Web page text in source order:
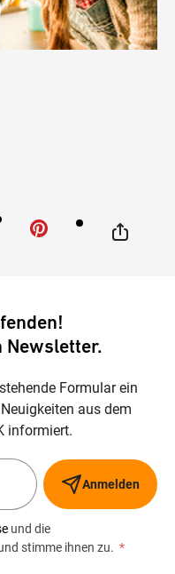
Newsletter.
Formular ein
aus dem
informiert.
Anmelden
und die
stimme ihnen zu. *